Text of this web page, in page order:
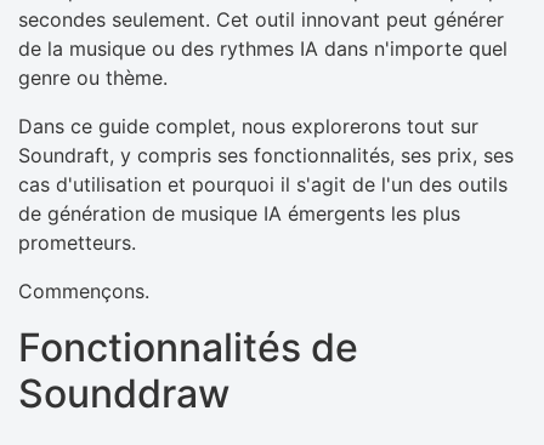
secondes seulement. Cet outil innovant peut générer
de la musique ou des rythmes IA dans n'importe quel
genre ou thème.
Dans ce guide complet, nous explorerons tout sur
Soundraft, y compris ses fonctionnalités, ses prix, ses
cas d'utilisation et pourquoi il s'agit de l'un des outils
de génération de musique IA émergents les plus
prometteurs.
Commençons.
Fonctionnalités de
Sounddraw